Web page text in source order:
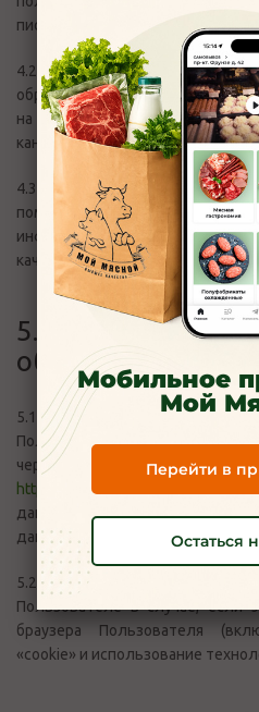
письмо на адрес
4.2. Цель обработки
образовании, данных об опыте
на замещение вакантной
кандидате на замещение
4.3. Обезличенные данные
помощью сервисов интернет-
информации о действиях
качества сайта и его содержания.
5.
обработки
5.1. Оператор
Пользователя только в
через формы,
https://moymyasnoy76.ru
данные Оператору,
данной Политикой.
5.2. Оператор
Пользователе в случае, если
браузера Пользователя
«cookie» и использование
Мобильное
Мой
Перейти в
Остаться